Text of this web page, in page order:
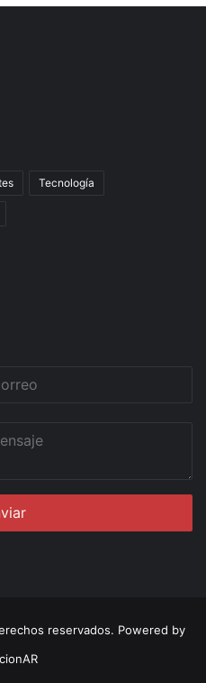
Tecnología
reservados. Powered by